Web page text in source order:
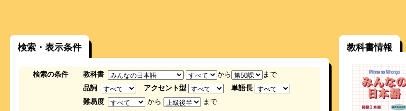
検索・表示条件
検索の条件 教科書 から
まで
品詞
アクセント型
単語長
難易度
から
まで
教科書情報